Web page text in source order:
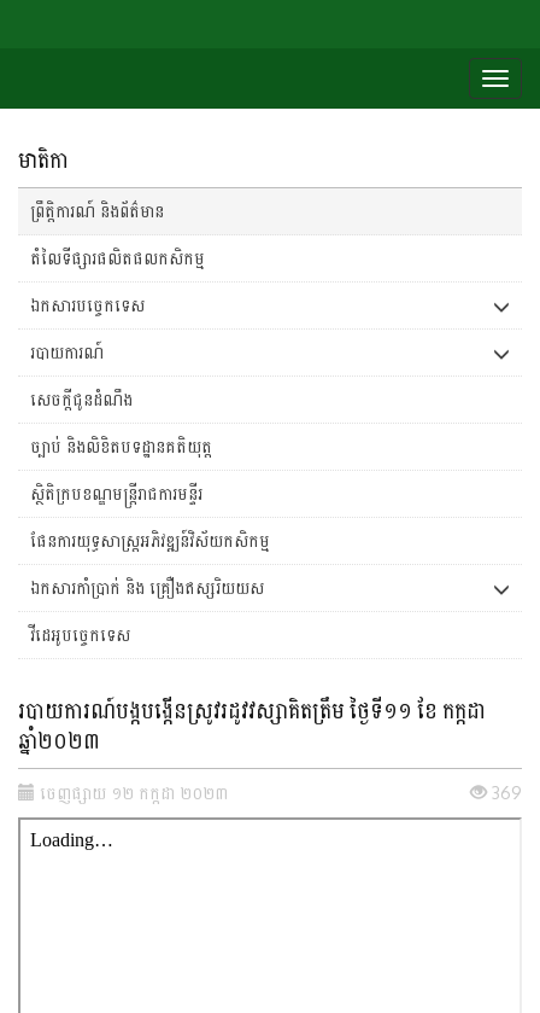
មាតិកា
ព្រឹត្តិការណ៍ និងព័ត៌មាន
តំលៃទីផ្សារផលិតផលកសិកម្ម
ឯកសារបច្ចេកទេស
របាយការណ៍
សេចក្តីជូនដំណឹង
ច្បាប់ និងលិខិតបទដ្ឋានគតិយុត្ត
ស្ថិតិក្របខណ្ឌមន្រ្តីរាជការមន្ទីរ
ផែនការយុទ្ធសាស្រ្តអភិវឌ្ឍន៍វិស័យកសិកម្ម
ឯកសារកាំប្រាក់ និង គ្រឿងឥស្សរិយយស
វីដេអូបច្ចេកទេស
របាយការ​ណ៍បង្កបង្កើន​ស្រូវរដូវវស្សាគិតត្រឹម ថ្ងៃទី១១ ខែ​ កក្កដា
ឆ្នាំ២០២៣
ចេញ​ផ្សាយ ១២ កក្កដា ២០២៣ 369